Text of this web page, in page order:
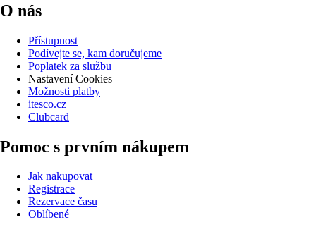
O nás
Přístupnost
Podívejte se, kam doručujeme
Poplatek za službu
Nastavení Cookies
Možnosti platby
itesco.cz
Clubcard
Pomoc s prvním nákupem
Jak nakupovat
Registrace
Rezervace času
Oblíbené